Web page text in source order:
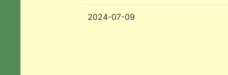
2024-07-09